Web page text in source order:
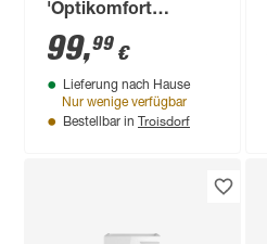
'Optikomfort
Ingvar420' anthrazit
matt 60 x 70,4 x 34,9
cm
99,99 €
Lieferung nach Hause
Nur wenige verfügbar
Bestellbar in Troisdorf